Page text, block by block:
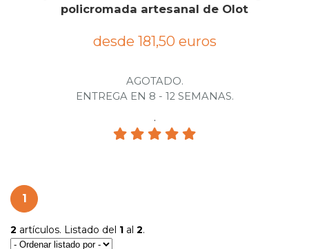
policromada artesanal de Olot
desde 181,50 euros
AGOTADO.
ENTREGA EN 8 - 12 SEMANAS.
.
1
2 artículos. Listado del 1 al 2.